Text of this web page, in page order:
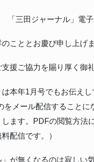
「三田ジャーナル」電
こととお慶び申し上げま
援ご協力を賜り厚く御
本年1月号でもお伝え
をメール配信することに
ます。PDFの閲覧方法
配信です。）
が無くなるのは寂しい